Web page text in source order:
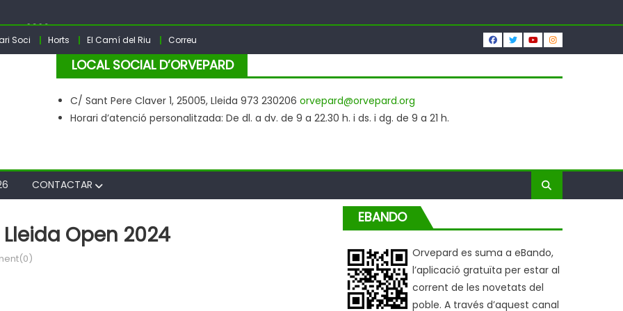
2026
Major PARDINYES 2026
Soci Horts El Camí del Riu Correu
LOCAL SOCIAL D’ORVEPARD
C/ Sant Pere Claver 1, 25005, Lleida 973 230206 orvepard@orvepard.org
Horari d’atenció personalitzada: De dl. a dv. de 9 a 22.30 h. i ds. i dg. de 9 a 21 h.
CONTACTAR
Open 2024
EBANDO
Orvepard es suma a eBando,
l’aplicació gratuïta per estar al
corrent de les novetats del
poble. A través d’aquest canal